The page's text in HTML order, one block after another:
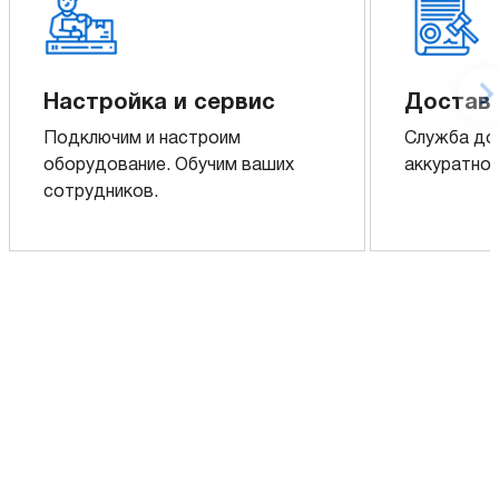
Настройка и сервис
Подключим и настроим
оборудование. Обучим ваших
сотрудников.
Служба
аккуратно